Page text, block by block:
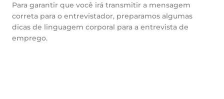
Para garantir que você irá transmitir a mensagem
correta para o entrevistador, preparamos algumas
dicas de linguagem corporal para a entrevista de
emprego.